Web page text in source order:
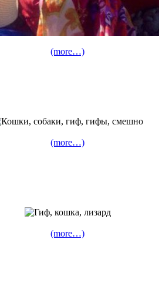
(more…)
(more…)
(more…)